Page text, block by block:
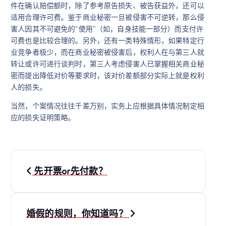
件在确认赔偿额时，除了参考原告损失、被告获益外，还可以
适用合理许可费。鉴于商业秘密一旦被侵害不可逆转，那么侵
害人因其不可避免的“使用”（如，自身技能一部分）而支付许
可费也是比较合理的。另外，还有一类特殊情形，如果特定行
业竞争者极少，而在商业秘密被侵害后，权利人在与第三人就
转让或许可进行谈判时，第三人考虑侵害人已掌握相关商业秘
密而提出降低对价等要求时，该对价差额部分实际上就是权利
人的损失。
当然，个案情况往往千差万别，实务上应根据具体情况制定相
应的损失证明策略。
文
导
先开票or先付款？
婚假的规则，你知道吗？